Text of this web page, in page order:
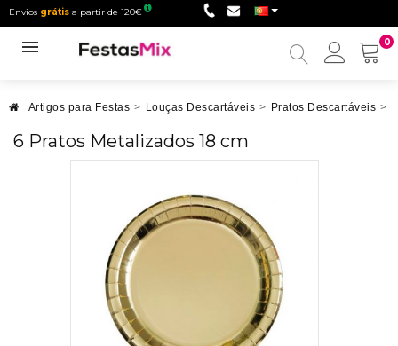
Envios grátis a partir de 120€
0
Minha
Artigos para Festas > Louças Descartáveis > Pratos Descartáveis >
6 Pratos Metalizados 18 cm